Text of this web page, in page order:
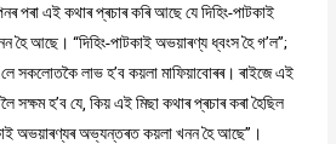
পৰা এই কথাৰ প্ৰচাৰ কৰি আছে যে দিহিং-পাটকাই
আছে। “দিহিং-পাটকাই অভয়াৰণ্য ধ্বংস হৈ গ’ল’’;
সকলোতকৈ লাভ হ’ব কয়লা মাফিয়াবোৰৰ। ৰাইজে এই
সক্ষম হ’ব যে, কিয় এই মিছা কথাৰ প্ৰচাৰ কৰা হৈছিল
অভয়াৰণ্যৰ অভ্যন্তৰত কয়লা খনন হৈ আছে”।